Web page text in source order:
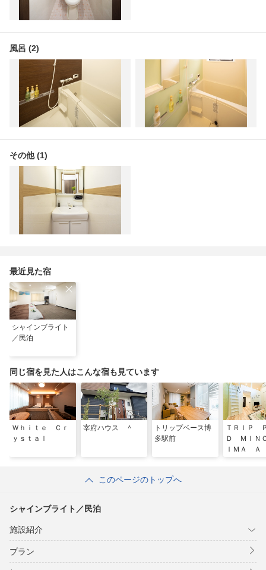
風呂 (2)
その他 (1)
最近見た宿
シャインブライト
／民泊
同じ宿を見た人はこんな宿も見ています
Ｗｈｉｔｅ Ｃｒ
ｙｓｔａｌ
宰府ハウス ＾
トリップベース博
多駅前
ＴＲＩＰ
Ｄ ＭＩＮ
ＩＭＡ Ａ
このページのトップへ
シャインブライト／民泊
施設紹介
プラン